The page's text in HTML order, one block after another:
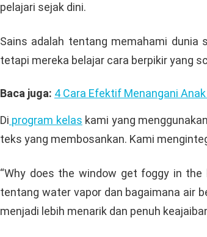
pelajari sejak dini.
Sains adalah tentang memahami dunia
tetapi mereka belajar cara berpikir yang
Baca juga: 4 Cara Efektif Menangani
Di program kelas kami yang
teks yang membosankan. Kami
“Why does the window get foggy in
tentang water vapor dan bagaimana air
menjadi lebih menarik dan penuh